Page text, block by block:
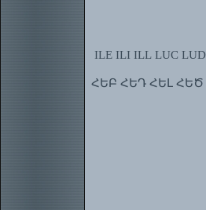
ILE ILI ILL LUC LUD
ՀԵԲ ՀԵԴ ՀԵԼ ՀԵԾ